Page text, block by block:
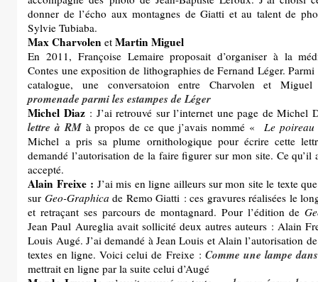
donner de l’écho aux montagnes de Giatti et au talent de
Sylvie Tubiaba.
Max Charvolen etMartin Miguel
En 2011, Françoise Lemaire proposait d’organiser à la
Contes une exposition de lithographies de Fernand Léger. Parmi
catalogue, une conversatoion entre Charvolen et
promenade parmi les estampes de Léger
Michel Diaz: J’ai retrouvé sur l’internet une page de Michel
lettre à RM à propos de ce que j’avais nommé «
Le poireau
Michel a pris sa plume ornithologique pour écrire cette
demandé l’autorisation de la faire figurer sur mon site. Ce qu’il
accepté.
Alain Freixe : J’ai mis en ligne ailleurs sur mon site le texte
sur Geo-Graphicade Remo Giatti : ces gravures réalisées le
et retraçant ses parcours de montagnard. Pour l’édition de
Jean Paul Aureglia avait sollicité deux autres auteurs : Alain
Louis Augé. J’ai demandé à Jean Louis et Alain l’autorisation
textes en ligne. Voici celui de Freixe : Comme une lampe
mettrait en ligne par la suite celui d’Augé